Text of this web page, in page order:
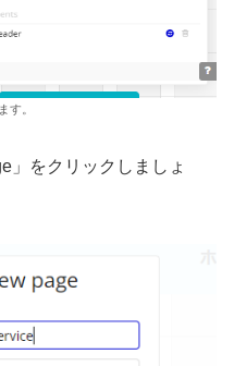
す。
」をクリックしましょ